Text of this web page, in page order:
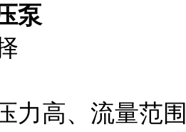
泵
力高、流量范